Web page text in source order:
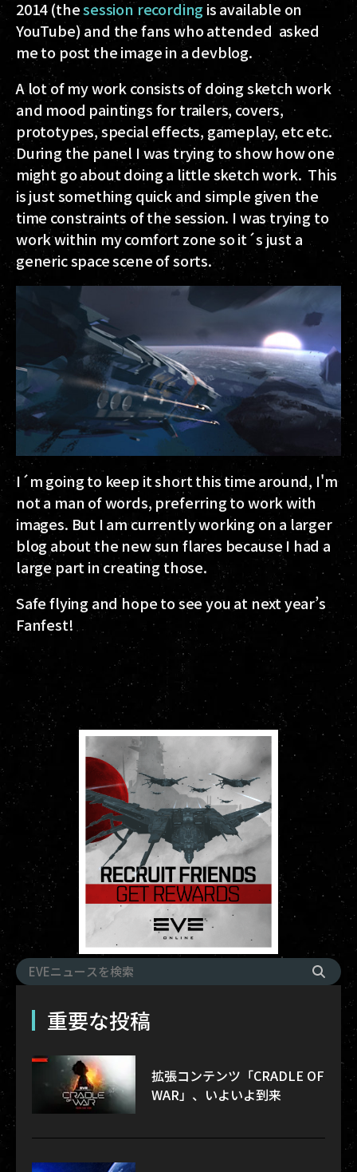
2014 (thesession recordingis available on
YouTube) and the fans who attended asked
me to post the image in a devblog.
A lot of my work consists of doing sketch work
and mood paintings for trailers, covers,
prototypes, special effects, gameplay, etc etc.
During the panel I was trying to show how one
might go about doing a little sketch work. This
is just something quick and simple given the
time constraints of the session. I was trying to
work within my comfort zone so it´s just a
generic space scene of sorts.
I´m going to keep it short this time around, I'm
not a man of words, preferring to work with
images. But I am currently working on a larger
blog about the new sun flares because I had a
large part in creating those.
Safe flying and hope to see you at next year’s
Fanfest!
重要な投稿
拡張コンテンツ「CRADLE OF
WAR」、いよいよ到来